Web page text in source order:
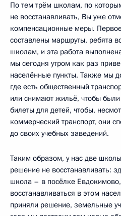
По тем трём школам, по
не восстанавливать, Вы уже
компенсационные меры.
составлены маршруты, ребята
школам, и эта работа
мы сегодня утром как раз
населённые пункты. Также мы
где есть общественный
или снимают жильё, чтобы
билеты для детей, чтобы,
коммерческий транспорт, они
до своих учебных заведений.
Таким образом, у нас две
решение не восстанавливать:
школа – в посёлке Евдокимово,
восстанавливаться в этом
приняли решение, земельные